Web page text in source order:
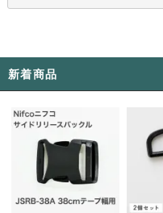
新着商品